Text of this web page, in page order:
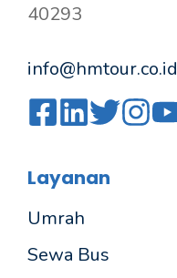
40293
info@hmtour.co.id
Layanan
Umrah
Sewa Bus